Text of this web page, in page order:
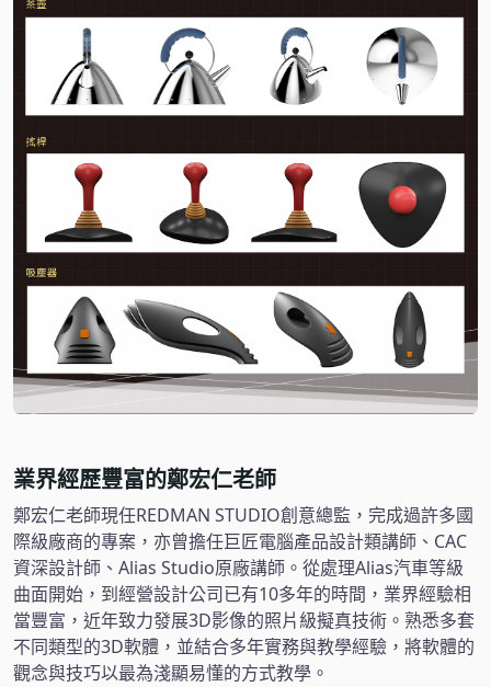
業界經歷豐富的鄭宏仁老師
鄭宏仁老師現任REDMAN STUDIO創意總監，完成過許多國
際級廠商的專案，亦曾擔任巨匠電腦產品設計類講師、CAC
資深設計師、Alias Studio原廠講師。從處理Alias汽車等級
曲面開始，到經營設計公司已有10多年的時間，業界經驗相
當豐富，近年致力發展3D影像的照片級擬真技術。熟悉多套
不同類型的3D軟體，並結合多年實務與教學經驗，將軟體的
觀念與技巧以最為淺顯易懂的方式教學。